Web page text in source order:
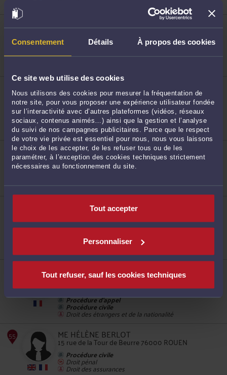
Consentement Détails À propos des cookies
Ce site web utilise des cookies
Nous utilisons des cookies pour mesurer la fréquentation de
notre site, pour vous proposer une expérience utilisateur fondée
sur l’interactivité avec d’autres plateformes (vidéos, réseaux
sociaux, contenus animés…) ainsi que la gestion et l’analyse
du suivi de nos campagnes publicitaires. Parce que le respect
de votre vie privée est essentiel pour nous, nous vous laissons
le choix de les accepter, de les refuser tous ou de les
paramétrer, à l’exception des cookies techniques strictement
nécessaires au fonctionnement du site.
Tout accepter
Personnaliser
Tout refuser, sauf les cookies techniques
48
49
50
ME LUC MASSON
Procédure d'appel
Droit de la famille, des personnes et de leur
patrimoine
ME SOPHIE DUVAL-DUSSAUX
104 rue Ganterie 76000 ROUEN
Accepte les consultations vidéo
Procédure civile
Droit du travail
Droit pénal
ME AMÉLIE DE COLNET
40 boulevard des Belges 76000 ROUEN
Procédure civile
Droit immobilier
ME JUSTINE DUVAL
10 rue Thouret 76000 ROUEN
Accepte les consultations vidéo
Procédure d'appel
Procédure civile
ME SYLVIE AMISSE DUVAL
8 RUE TOUSTAIN 76200 DIEPPE
Accepte les consultations vidéo
Procédure d'appel
Procédure civile
Droit des étrangers et de la nationalité
ME HÉLÈNE BERLOT
15 rue de la Tour de Beurre 76000 ROUEN
Procédure civile
Droit pénal
Droit des assurances